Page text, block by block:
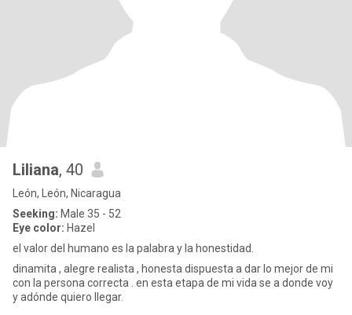
Liliana, 40
León, León, Nicaragua
Seeking: Male 35 - 52
Eye color: Hazel
el valor del humano es la palabra y la honestidad.
dinamita , alegre realista , honesta dispuesta a dar lo mejor de mi
con la persona correcta . en esta etapa de mi vida se a donde voy
y adónde quiero llegar.